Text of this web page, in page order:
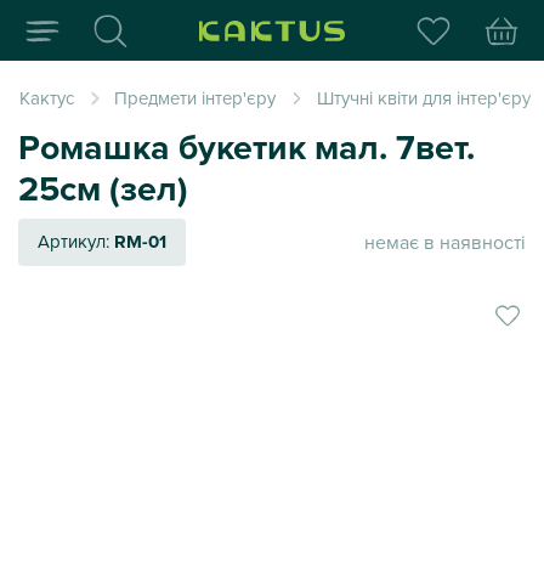
Інтернет-магазин
Кактус Предмети інтер'єру Штучні квіти для інтер'єру
Ромашка букетик мал. 7вет.
25см (зел)
Артикул: RM-01 немає в наявності